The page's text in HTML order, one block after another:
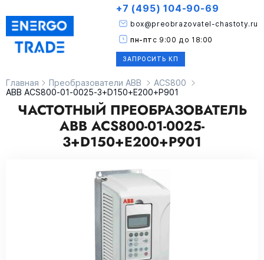
ЗАПРОСИТЬ КП
box@preobrazovatel-chastoty.ru
+7 (495) 104-90-69
пн-пт с 9:00 до 18:00
Главная Преобразователи ABB
ACS800
ABB ACS800-01-0025-3+D150+E200+P901
ЧАСТОТНЫЙ ПРЕОБРАЗОВАТЕЛЬ
ABB ACS800-01-0025-
3+D150+E200+P901